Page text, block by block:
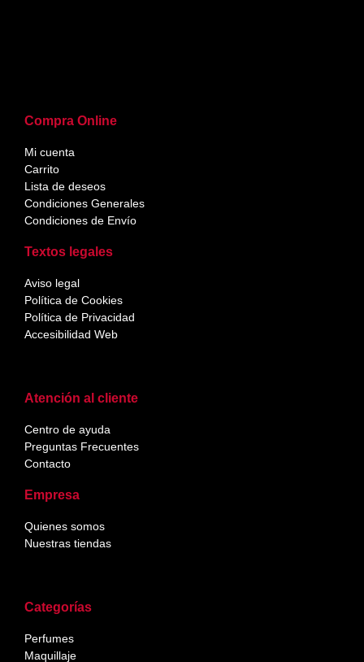
Categorías
Perfumes
Maquillaje
Atención al cliente
Centro de ayuda
Preguntas Frecuentes
Contacto
Empresa
Quienes somos
Nuestras tiendas
Compra Online
Mi cuenta
Carrito
Lista de deseos
Condiciones Generales
Condiciones de Envío
Textos legales
Aviso legal
Política de Cookies
Política de Privacidad
Accesibilidad Web